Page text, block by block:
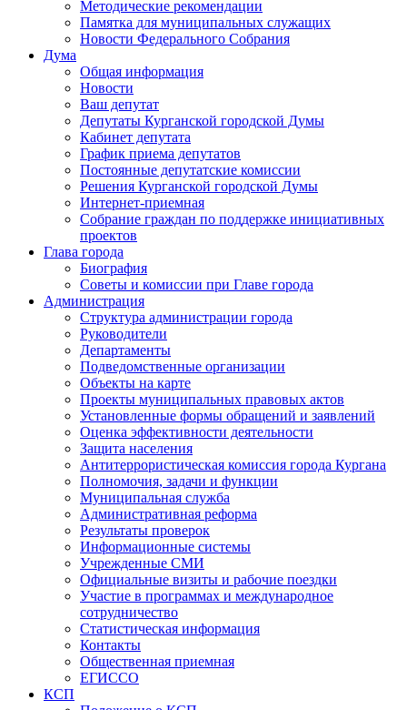
Методические рекомендации
Памятка для муниципальных служащих
Новости Федерального Cобрания
Дума
Общая информация
Новости
Ваш депутат
Депутаты Курганской городской Думы
Кабинет депутата
График приема депутатов
Постоянные депутатские комиссии
Решения Курганской городской Думы
Интернет-приемная
Собрание граждан по поддержке инициативных
проектов
Глава города
Биография
Советы и комиссии при Главе города
Администрация
Структура администрации города
Руководители
Департаменты
Подведомственные организации
Объекты на карте
Проекты муниципальных правовых актов
Установленные формы обращений и заявлений
Оценка эффективности деятельности
Защита населения
Антитеррористическая комиссия города Кургана
Полномочия, задачи и функции
Муниципальная служба
Административная реформа
Результаты проверок
Информационные системы
Учрежденные СМИ
Официальные визиты и рабочие поездки
Участие в программах и международное
сотрудничество
Статистическая информация
Контакты
Общественная приемная
ЕГИССО
КСП